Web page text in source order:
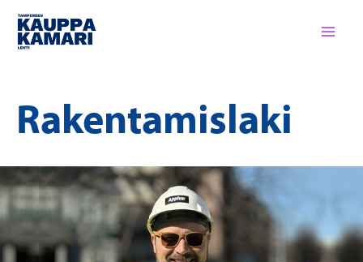
Siirry
sisältöön
Rakentamislaki